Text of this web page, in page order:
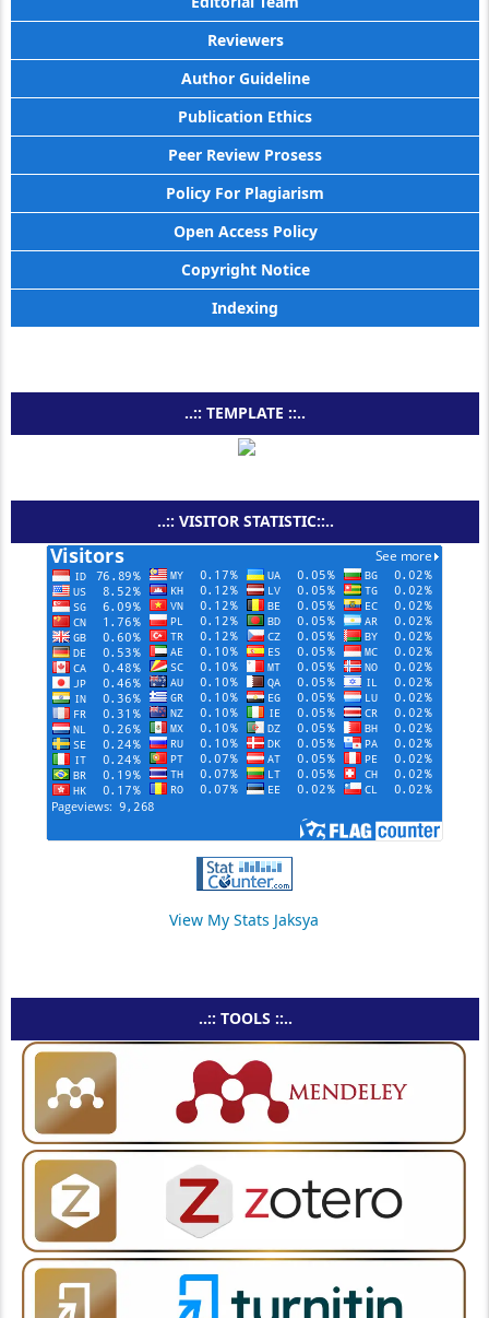
Reviewers
Author Guideline
Publication Ethics
Peer Review Prosess
Policy For Plagiarism
Open Access Policy
Copyright Notice
Indexing
..:: TEMPLATE ::..
..:: VISITOR STATISTIC::..
View My Stats Jaksya
..:: TOOLS ::..